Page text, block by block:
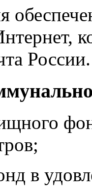
России.
в